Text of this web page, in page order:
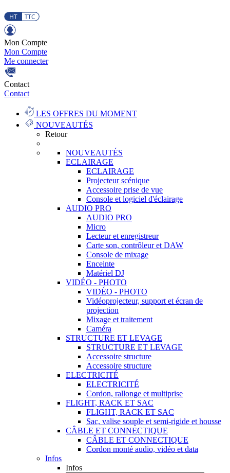
Mon Compte
Mon Compte
Me connecter
Contact
Contact
LES OFFRES DU MOMENT
NOUVEAUTÉS
Retour
NOUVEAUTÉS
ECLAIRAGE
ECLAIRAGE
Projecteur scénique
Accessoire prise de vue
Console et logiciel d'éclairage
AUDIO PRO
AUDIO PRO
Micro
Lecteur et enregistreur
Carte son, contrôleur et DAW
Console de mixage
Enceinte
Matériel DJ
VIDÉO - PHOTO
VIDÉO - PHOTO
Vidéoprojecteur, support et écran de
projection
Mixage et traitement
Caméra
STRUCTURE ET LEVAGE
STRUCTURE ET LEVAGE
Accessoire structure
Accessoire structure
ELECTRICITÉ
ELECTRICITÉ
Cordon, rallonge et multiprise
FLIGHT, RACK ET SAC
FLIGHT, RACK ET SAC
Sac, valise souple et semi-rigide et housse
CÂBLE ET CONNECTIQUE
CÂBLE ET CONNECTIQUE
Cordon monté audio, vidéo et data
Infos
Infos